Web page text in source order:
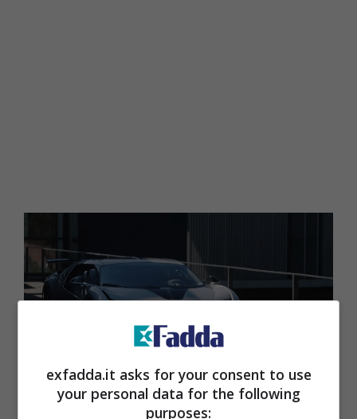
Cristiano Ronaldo si è regalato una Bugatti Centodieci, si
exfadda.it asks for your consent to use
your personal data for the following
purposes: